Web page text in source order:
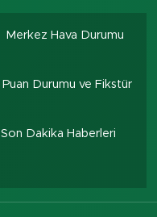
Merkez Hava Durumu
Puan Durumu ve Fikstür
Son Dakika Haberleri